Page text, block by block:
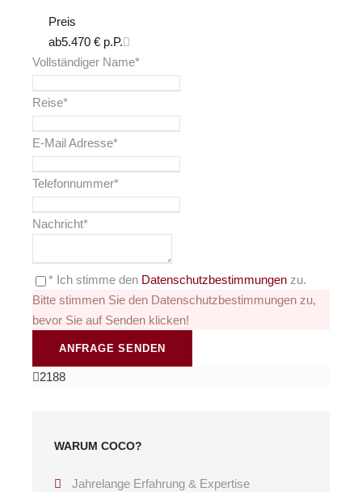
Preis
ab5.470 € p.P.
Vollständiger Name*
Reise*
E-Mail Adresse*
Telefonnummer*
Nachricht*
* Ich stimme den Datenschutzbestimmungen zu.
Bitte stimmen Sie den Datenschutzbestimmungen zu,
bevor Sie auf Senden klicken!
2188
WARUM COCO?
Jahrelange Erfahrung & Expertise